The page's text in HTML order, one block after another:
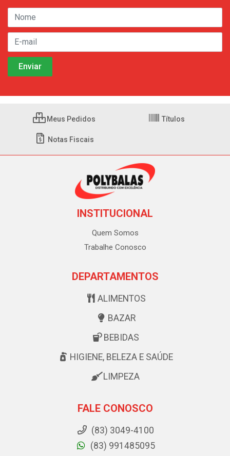
Meus Pedidos Títulos
Notas Fiscais
INSTITUCIONAL
Quem Somos
Trabalhe Conosco
DEPARTAMENTOS
ALIMENTOS
BAZAR
BEBIDAS
HIGIENE, BELEZA E SAÚDE
LIMPEZA
FALE CONOSCO
(83) 3049-4100
(83) 991485095